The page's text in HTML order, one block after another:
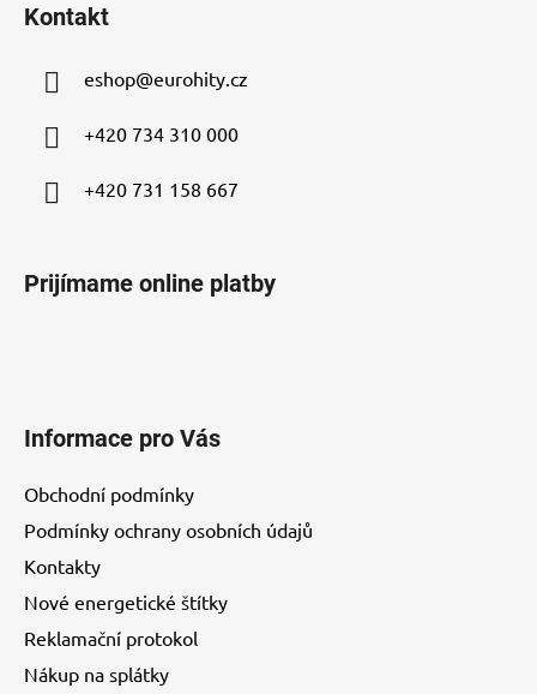
Kontakt
eshop@eurohity.cz
+420 734 310 000
+420 731 158 667
Prijímame online platby
Informace pro Vás
Obchodní podmínky
Podmínky ochrany osobních údajů
Kontakty
Nové energetické štítky
Reklamační protokol
Nákup na splátky